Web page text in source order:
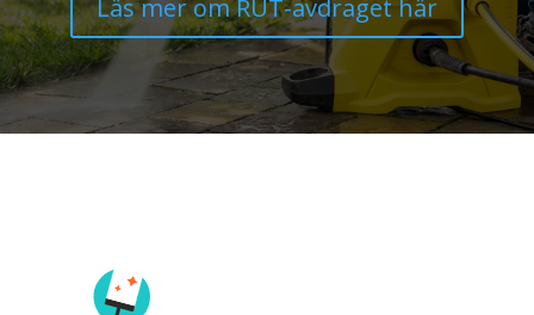
Läs mer om RUT-avdraget här